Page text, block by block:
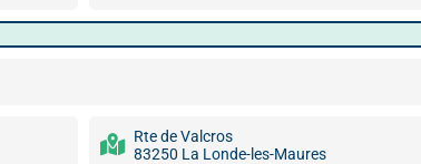
Rte de Valcros
83250 La Londe-les-Maures